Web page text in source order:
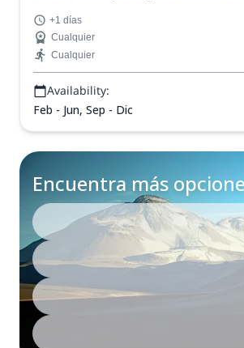
experiencia?
+1 días
Cualquier
Cualquier
Availability:
Feb - Jun, Sep - Dic
Encuentra más